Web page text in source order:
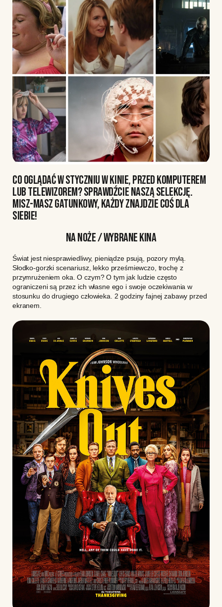
CO OGLĄDAĆ W STYCZNIU W KINIE, PRZED KOMPUTEREM
LUB TELEWIZOREM? SPRAWDŹCIE NASZĄ SELEKCJĘ.
MISZ-MASZ GATUNKOWY, KAŻDY ZNAJDZIE COŚ DLA
SIEBIE!
NA NOŻE / WYBRANE KINA
Świat jest niesprawiedliwy, pieniądze psują, pozory mylą.
Słodko-gorzki scenariusz, lekko prześmiewczo, trochę z
przymrużeniem oka. O czym? O tym jak ludzie często
ograniczeni są przez ich własne ego i swoje oczekiwania w
stosunku do drugiego człowieka. 2 godziny fajnej zabawy przed
ekranem.